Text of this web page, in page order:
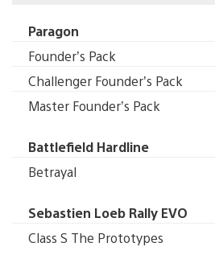
Paragon
Founder’s Pack
Challenger Founder’s Pack
Master Founder’s Pack
Battlefield Hardline
Betrayal
Sebastien Loeb Rally EVO
Class S The Prototypes